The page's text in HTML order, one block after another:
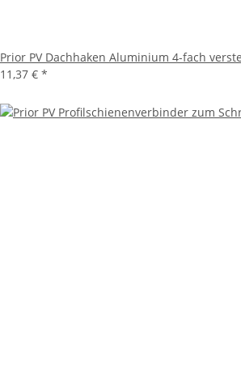
Prior PV Dachhaken Aluminium 4-fach
11,37 € *